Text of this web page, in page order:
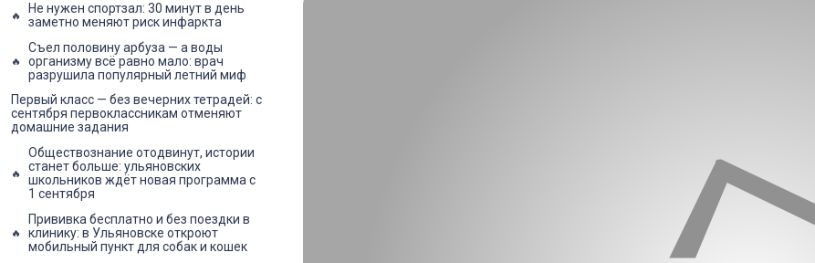
Не нужен спортзал: 30 минут в день
заметно меняют риск инфаркта
Съел половину арбуза — а воды
организму всё равно мало: врач
разрушила популярный летний миф
Первый класс — без вечерних тетрадей: с
сентября первоклассникам отменяют
домашние задания
Обществознание отодвинут, истории
станет больше: ульяновских
школьников ждёт новая программа с
1 сентября
Прививка бесплатно и без поездки в
клинику: в Ульяновске откроют
мобильный пункт для собак и кошек